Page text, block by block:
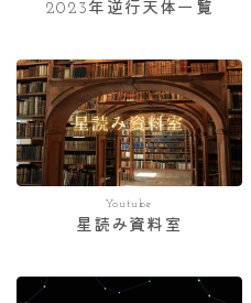
2023年逆行天体一覧
Youtube
星読み資料室